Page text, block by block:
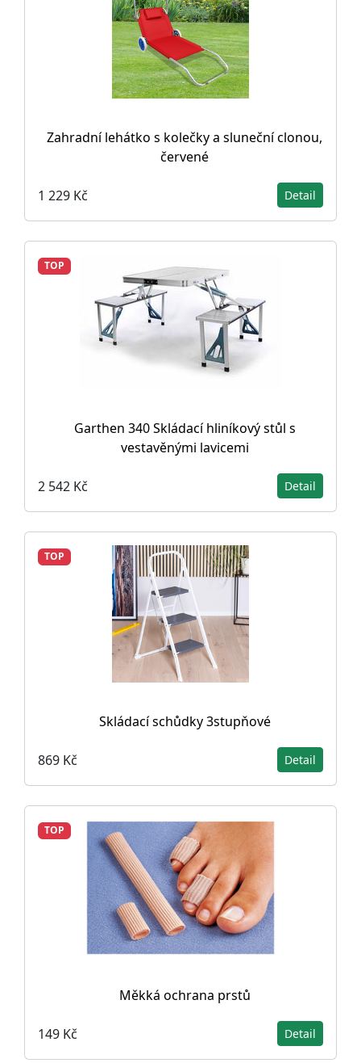
Zahradní lehátko s kolečky a sluneční clonou,
červené
1 229 Kč Detail
TOP
Garthen 340 Skládací hliníkový stůl s
vestavěnými lavicemi
2 542 Kč Detail
TOP
Skládací schůdky 3stupňové
869 Kč Detail
TOP
Měkká ochrana prstů
149 Kč Detail